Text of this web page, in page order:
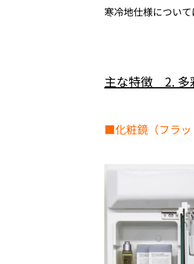
寒冷地仕様につい
主な特徴 2. 多
■化粧鏡（フラッ